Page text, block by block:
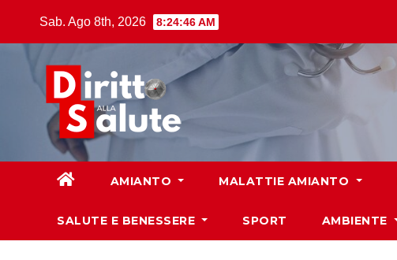
Sab. Ago 8th, 2026 8:24:47 AM
AMIANTO MALATTIE AMIANTO
SALUTE E BENESSERE SPORT AMBIENTE